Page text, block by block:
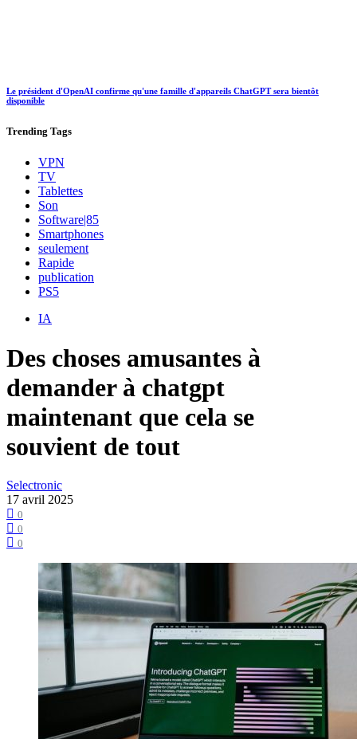
Le président d'OpenAI confirme qu'une famille d'appareils ChatGPT sera bientôt
disponible
Trending Tags
VPN
TV
Tablettes
Son
Software|85
Smartphones
seulement
Rapide
publication
PS5
IA
Des choses amusantes à
demander à chatgpt
maintenant que cela se
souvient de tout
Selectronic
17 avril 2025
0
0
0